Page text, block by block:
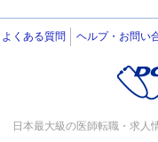
よくある質問 ヘルプ・お問い
日本最大級の医師転職・求人